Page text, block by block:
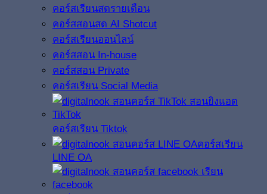
คอร์สเรียนสดรายเดือน
คอร์สสอนสด AI Shotcut
คอร์สเรียนออนไลน์
คอร์สสอน In-house
คอร์สสอน Private
คอร์สเรียน Social Media
คอร์สเรียน Tiktok
คอร์สเรียน
LINE OA